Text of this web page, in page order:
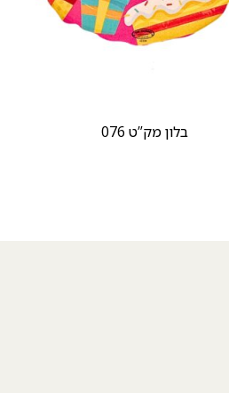
בלון מק”ט 076